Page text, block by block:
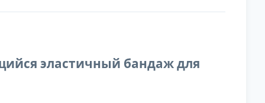
эластичный бандаж для